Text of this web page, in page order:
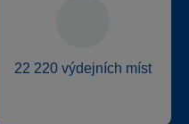
22 220 výdejních míst